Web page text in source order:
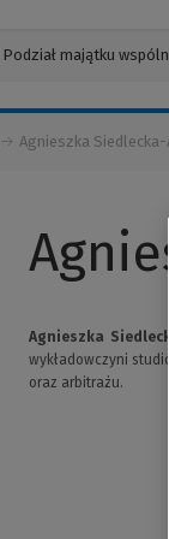
Agnieszka
Agnieszka
wykładowczyni
oraz arbitrażu.